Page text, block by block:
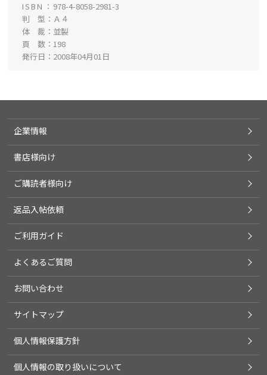
ISBN
978-4-8058-2981-3
判 型
Ａ４
体 裁
並製
頁 数
198
発行日
2008年04月01日
企業情報
書店様向け
ご購読者様向け
返品入帖依頼
ご利用ガイド
よくあるご質問
お問い合わせ
サイトマップ
個人情報保護方針
個人情報の取り扱いについて